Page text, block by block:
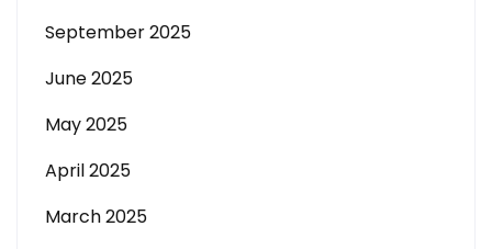
September 2025
June 2025
May 2025
April 2025
March 2025